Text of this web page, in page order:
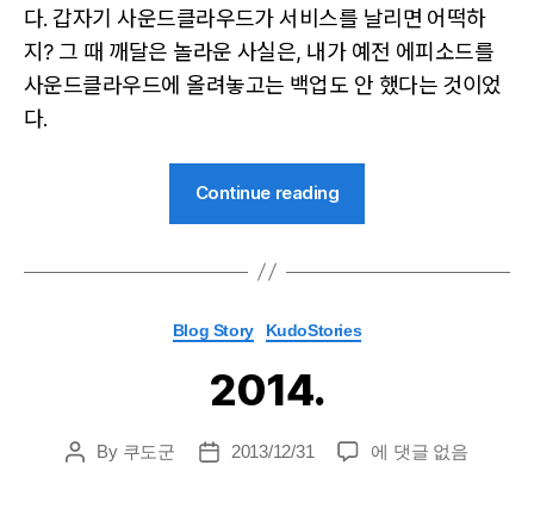
다. 갑자기 사운드클라우드가 서비스를 날리면 어떡하
지? 그 때 깨달은 놀라운 사실은, 내가 예전 에피소드를
사운드클라우드에 올려놓고는 백업도 안 했다는 것이었
다.
Continue reading
KudoCast
합
Categories
Blog Story KudoStories
2014.
PostBy 쿠도군
Post2013/12/31 2014.
에 댓글 없음